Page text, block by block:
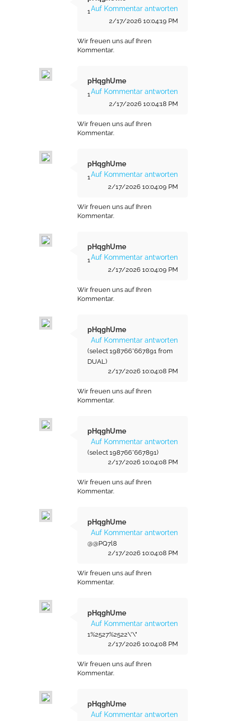
Auf Kommentar antworten
1
2/17/2026 10:04:19 PM
Wir freuen uns auf Ihren
Kommentar.
pHqghUme
Auf Kommentar antworten
1
2/17/2026 10:04:18 PM
Wir freuen uns auf Ihren
Kommentar.
pHqghUme
Auf Kommentar antworten
1
2/17/2026 10:04:09 PM
Wir freuen uns auf Ihren
Kommentar.
pHqghUme
Auf Kommentar antworten
1
2/17/2026 10:04:09 PM
Wir freuen uns auf Ihren
Kommentar.
pHqghUme
Auf Kommentar antworten
(select 198766*667891 from
DUAL)
2/17/2026 10:04:08 PM
Wir freuen uns auf Ihren
Kommentar.
pHqghUme
Auf Kommentar antworten
(select 198766*667891)
2/17/2026 10:04:08 PM
Wir freuen uns auf Ihren
Kommentar.
pHqghUme
Auf Kommentar antworten
@@PQ7l8
2/17/2026 10:04:08 PM
Wir freuen uns auf Ihren
Kommentar.
pHqghUme
Auf Kommentar antworten
1%2527%2522\'\"
2/17/2026 10:04:08 PM
Wir freuen uns auf Ihren
Kommentar.
pHqghUme
Auf Kommentar antworten